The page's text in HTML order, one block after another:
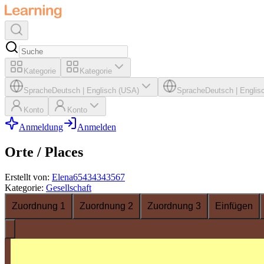
Kategorie Kategorie
SpracheDeutsch Englisch (USA) SpracheDeutsch
Konto Konto
Anmeldung Anmelden
Orte / Places
Erstellt von: Elena65434343567
Kategorie: Gesellschaft
Zuordnung 1
Zuordnung 2 Zuordnung 3 Einfügen